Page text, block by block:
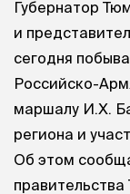
Губернатор
и
сегодня
Российско-
маршалу И.Х.
региона и
Об этом